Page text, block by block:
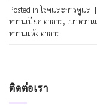
Posted inโรคและการดูแล |
หวานเปียก อาการ, เบาหวา
หวานแห้ง อาการ
ติดต่อเรา